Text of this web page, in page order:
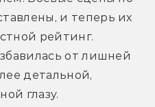
и теперь их
рейтинг.
от лишней
детальной,
глазу.